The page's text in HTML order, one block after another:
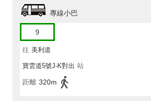
專線小巴
9
往 美利道
寶雲道5號J-K對出 站
距離 320m